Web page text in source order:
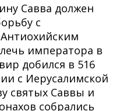
Савва должен
с
императора в
добился в 516
с Иерусалимской
святых Саввы и
собрались